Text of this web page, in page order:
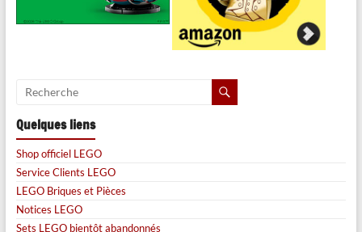
Quelques liens
Shop officiel LEGO
Service Clients LEGO
LEGO Briques et Pièces
Notices LEGO
Sets LEGO bientôt abandonnés